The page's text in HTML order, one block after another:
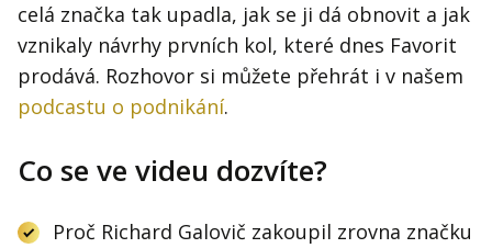
celá značka tak upadla, jak se ji dá obnovit a jak
vznikaly návrhy prvních kol, které dnes Favorit
prodává. Rozhovor si můžete přehrát i v našem
podcastu o podnikání.
Co se ve videu dozvíte?
Proč Richard Galovič zakoupil zrovna značku